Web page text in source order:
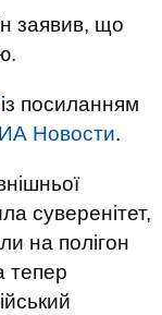
заявив, що
із посиланням
Новости.
суверенітет,
на полігон
тепер